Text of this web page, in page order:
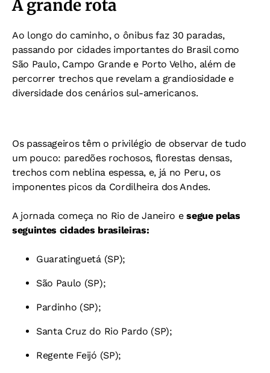
A grande rota
Ao longo do caminho, o ônibus faz 30 paradas,
passando por cidades importantes do Brasil como
São Paulo, Campo Grande e Porto Velho, além de
percorrer trechos que revelam a grandiosidade e
diversidade dos cenários sul-americanos.
Os passageiros têm o privilégio de observar de tudo
um pouco: paredões rochosos, florestas densas,
trechos com neblina espessa, e, já no Peru, os
imponentes picos da Cordilheira dos Andes.
A jornada começa no Rio de Janeiro esegue pelas
seguintes cidades brasileiras:
Guaratinguetá (SP);
São Paulo (SP);
Pardinho (SP);
Santa Cruz do Rio Pardo (SP);
Regente Feijó (SP);